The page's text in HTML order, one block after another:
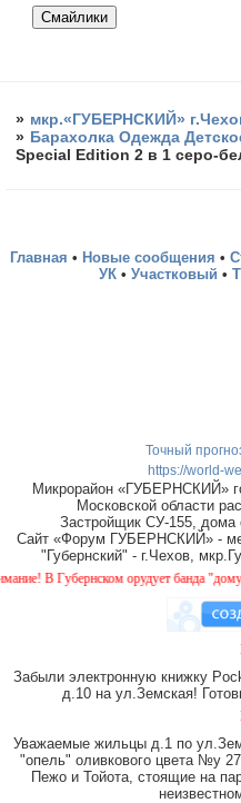
» мкр.«ГУБЕРНСКИЙ»
» Барахолка Одежда
Special Edition 2 в 1 серо-
Главная • Новые сообщения •
УК • Участковый •
Точный
https://world-
Микрорайон «ГУБЕРНСКИЙ»
Московской области
Застройщик СУ-155, дома
Сайт «Форум ГУБЕРНСКИЙ» -
"Губернский" - г.Чехов,
В Губернском орудует банда
Забыли электронную книжку
д.10 на ул.Земская!
Уважаемые жильцы д.1 по
"опель" оливкового цвета №у
Пежо и Тойота, стоящие на